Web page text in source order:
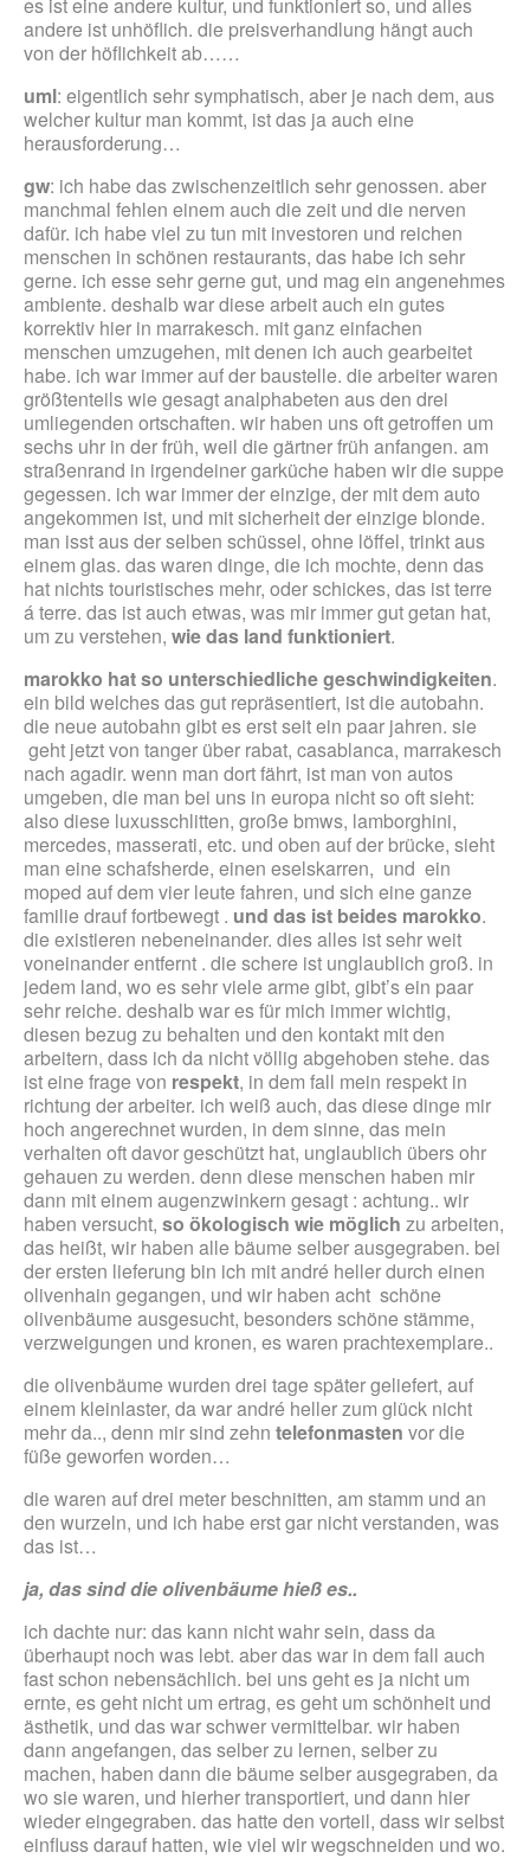
andere ist unhöflich. die preisverhandlung hängt auch
von der höflichkeit ab……
uml: eigentlich sehr symphatisch, aber je nach dem, aus
welcher kultur man kommt, ist das ja auch eine
herausforderung…
gw: ich habe das zwischenzeitlich sehr genossen. aber
manchmal fehlen einem auch die zeit und die nerven
dafür. ich habe viel zu tun mit investoren und reichen
menschen in schönen restaurants, das habe ich sehr
gerne. ich esse sehr gerne gut, und mag ein angenehmes
ambiente. deshalb war diese arbeit auch ein gutes
korrektiv hier in marrakesch. mit ganz einfachen
menschen umzugehen, mit denen ich auch gearbeitet
habe. ich war immer auf der baustelle. die arbeiter waren
größtenteils wie gesagt analphabeten aus den drei
umliegenden ortschaften. wir haben uns oft getroffen um
sechs uhr in der früh, weil die gärtner früh anfangen. am
straßenrand in irgendeiner garküche haben wir die suppe
gegessen. ich war immer der einzige, der mit dem auto
angekommen ist, und mit sicherheit der einzige blonde.
man isst aus der selben schüssel, ohne löffel, trinkt aus
einem glas. das waren dinge, die ich mochte, denn das
hat nichts touristisches mehr, oder schickes, das ist terre
á terre. das ist auch etwas, was mir immer gut getan hat,
um zu verstehen, wie das land funktioniert.
marokko hat so unterschiedliche geschwindigkeiten.
ein bild welches das gut repräsentiert, ist die autobahn.
die neue autobahn gibt es erst seit ein paar jahren. sie
geht jetzt von tanger über rabat, casablanca, marrakesch
nach agadir. wenn man dort fährt, ist man von autos
umgeben, die man bei uns in europa nicht so oft sieht:
also diese luxusschlitten, große bmws, lamborghini,
mercedes, masserati, etc. und oben auf der brücke, sieht
man eine schafsherde, einen eselskarren, und ein
moped auf dem vier leute fahren, und sich eine ganze
familie drauf fortbewegt . und das ist beides marokko.
die existieren nebeneinander. dies alles ist sehr weit
voneinander entfernt . die schere ist unglaublich groß. in
jedem land, wo es sehr viele arme gibt, gibt’s ein paar
sehr reiche. deshalb war es für mich immer wichtig,
diesen bezug zu behalten und den kontakt mit den
arbeitern, dass ich da nicht völlig abgehoben stehe. das
ist eine frage von respekt, in dem fall mein respekt in
richtung der arbeiter. ich weiß auch, das diese dinge mir
hoch angerechnet wurden, in dem sinne, das mein
verhalten oft davor geschützt hat, unglaublich übers ohr
gehauen zu werden. denn diese menschen haben mir
dann mit einem augenzwinkern gesagt : achtung.. wir
haben versucht, so ökologisch wie möglich zu arbeiten,
das heißt, wir haben alle bäume selber ausgegraben. bei
der ersten lieferung bin ich mit andré heller durch einen
olivenhain gegangen, und wir haben acht schöne
olivenbäume ausgesucht, besonders schöne stämme,
verzweigungen und kronen, es waren prachtexemplare..
die olivenbäume wurden drei tage später geliefert, auf
einem kleinlaster, da war andré heller zum glück nicht
mehr da.., denn mir sind zehn telefonmasten vor die
füße geworfen worden…
die waren auf drei meter beschnitten, am stamm und an
den wurzeln, und ich habe erst gar nicht verstanden, was
das ist…
ja, das sind die olivenbäume hieß es..
ich dachte nur: das kann nicht wahr sein, dass da
überhaupt noch was lebt. aber das war in dem fall auch
fast schon nebensächlich. bei uns geht es ja nicht um
ernte, es geht nicht um ertrag, es geht um schönheit und
ästhetik, und das war schwer vermittelbar. wir haben
dann angefangen, das selber zu lernen, selber zu
machen, haben dann die bäume selber ausgegraben, da
wo sie waren, und hierher transportiert, und dann hier
wieder eingegraben. das hatte den vorteil, dass wir selbst
einfluss darauf hatten, wie viel wir wegschneiden und wo.